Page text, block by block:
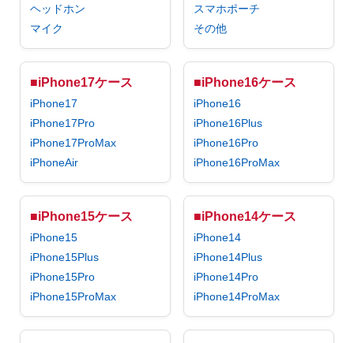
ヘッドホン
マイク
スマホポーチ
その他
■iPhone17ケース
iPhone17
iPhone17Pro
iPhone17ProMax
iPhoneAir
■iPhone16ケース
iPhone16
iPhone16Plus
iPhone16Pro
iPhone16ProMax
■iPhone15ケース
iPhone15
iPhone15Plus
iPhone15Pro
iPhone15ProMax
■iPhone14ケース
iPhone14
iPhone14Plus
iPhone14Pro
iPhone14ProMax